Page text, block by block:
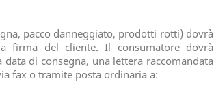
pacco danneggiato, prodotti rotti) dovrà
firma del cliente. Il consumatore dovrà
di consegna, una lettera raccomandata
fax o tramite posta ordinaria a: